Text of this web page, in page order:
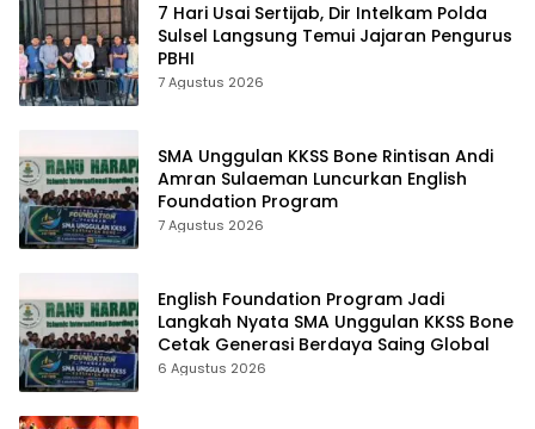
7 Hari Usai Sertijab, Dir Intelkam Polda
Sulsel Langsung Temui Jajaran Pengurus
PBHI
7 Agustus 2026
SMA Unggulan KKSS Bone Rintisan Andi
Amran Sulaeman Luncurkan English
Foundation Program
7 Agustus 2026
English Foundation Program Jadi
Langkah Nyata SMA Unggulan KKSS Bone
Cetak Generasi Berdaya Saing Global
6 Agustus 2026